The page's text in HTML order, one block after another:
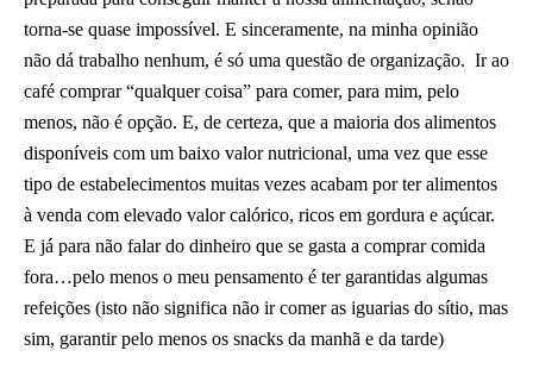
torna-se quase impossível. E sinceramente, na minha opinião
não dá trabalho nenhum, é só uma questão de organização. Ir ao
café comprar “qualquer coisa” para comer, para mim, pelo
menos, não é opção. E, de certeza, que a maioria dos alimentos
disponíveis com um baixo valor nutricional, uma vez que esse
tipo de estabelecimentos muitas vezes acabam por ter alimentos
à venda com elevado valor calórico, ricos em gordura e açúcar.
E já para não falar do dinheiro que se gasta a comprar comida
fora…pelo menos o meu pensamento é ter garantidas algumas
refeições (isto não significa não ir comer as iguarias do sítio, mas
sim, garantir pelo menos os snacks da manhã e da tarde)